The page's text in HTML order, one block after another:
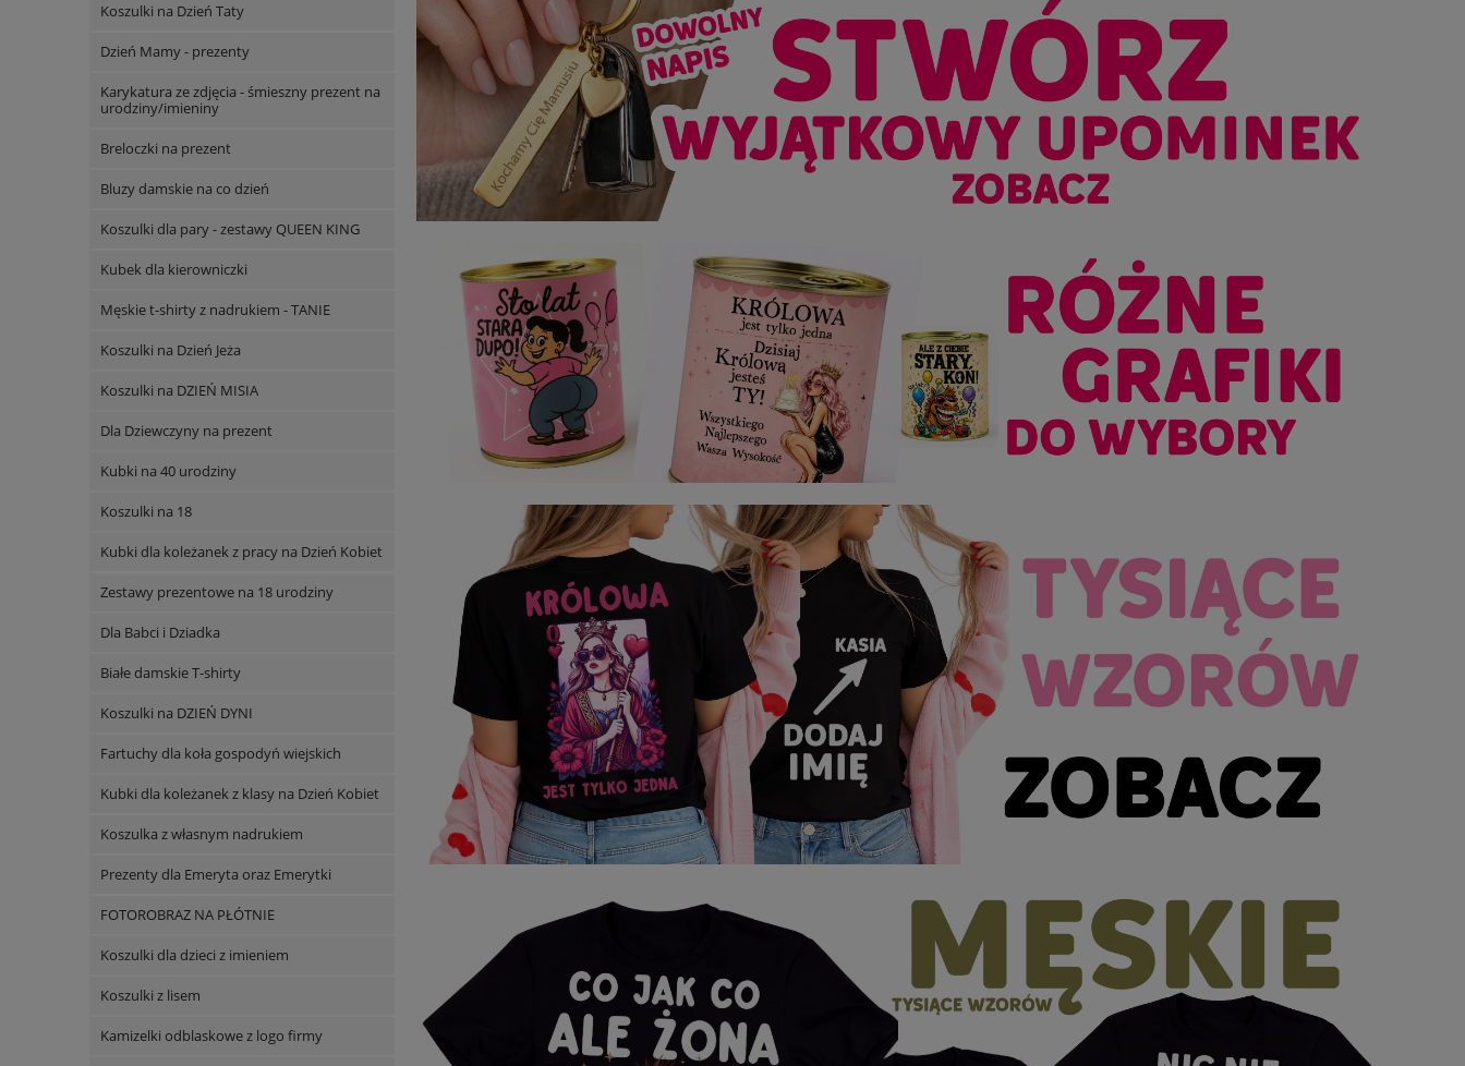
Koszulki na Dzień Taty
Dzień Mamy - prezenty
Karykatura ze zdjęcia - śmieszny prezent na
urodziny/imieniny
Breloczki na prezent
Bluzy damskie na co dzień
Koszulki dla pary - zestawy QUEEN KING
Kubek dla kierowniczki
Męskie t-shirty z nadrukiem - TANIE
Koszulki na Dzień Jeża
Koszulki na DZIEŃ MISIA
Dla Dziewczyny na prezent
Kubki na 40 urodziny
Koszulki na 18
Kubki dla koleżanek z pracy na Dzień Kobiet
Zestawy prezentowe na 18 urodziny
Dla Babci i Dziadka
Białe damskie T-shirty
Koszulki na DZIEŃ DYNI
Fartuchy dla koła gospodyń wiejskich
Kubki dla koleżanek z klasy na Dzień Kobiet
Koszulka z własnym nadrukiem
Prezenty dla Emeryta oraz Emerytki
FOTOROBRAZ NA PŁÓTNIE
Koszulki dla dzieci z imieniem
Koszulki z lisem
Kamizelki odblaskowe z logo firmy